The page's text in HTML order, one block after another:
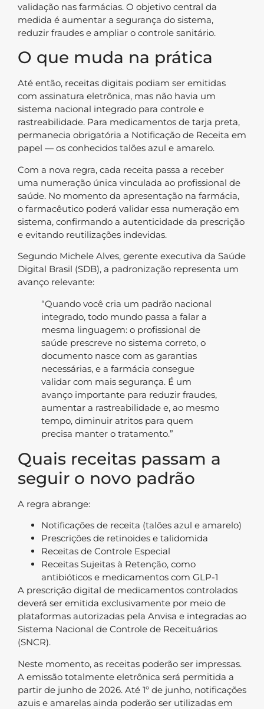
validação nas farmácias. O objetivo central da
medida é aumentar a segurança do sistema,
reduzir fraudes e ampliar o controle sanitário.
O que muda na prática
Até então, receitas digitais podiam ser emitidas
com assinatura eletrônica, mas não havia um
sistema nacional integrado para controle e
rastreabilidade. Para medicamentos de tarja preta,
permanecia obrigatória a Notificação de Receita em
papel — os conhecidos talões azul e amarelo.
Com a nova regra, cada receita passa a receber
uma numeração única vinculada ao profissional de
saúde. No momento da apresentação na farmácia,
o farmacêutico poderá validar essa numeração em
sistema, confirmando a autenticidade da prescrição
e evitando reutilizações indevidas.
Segundo Michele Alves, gerente executiva da Saúde
Digital Brasil (SDB), a padronização representa um
avanço relevante:
“Quando você cria um padrão nacional
integrado, todo mundo passa a falar a
mesma linguagem: o profissional de
saúde prescreve no sistema correto, o
documento nasce com as garantias
necessárias, e a farmácia consegue
validar com mais segurança. É um
avanço importante para reduzir fraudes,
aumentar a rastreabilidade e, ao mesmo
tempo, diminuir atritos para quem
precisa manter o tratamento.”
Quais receitas passam a
seguir o novo padrão
A regra abrange:
Notificações de receita (talões azul e amarelo)
Prescrições de retinoides e talidomida
Receitas de Controle Especial
Receitas Sujeitas à Retenção, como
antibióticos e medicamentos com GLP-1
A prescrição digital de medicamentos controlados
deverá ser emitida exclusivamente por meio de
plataformas autorizadas pela Anvisa e integradas ao
Sistema Nacional de Controle de Receituários
(SNCR).
Neste momento, as receitas poderão ser impressas.
A emissão totalmente eletrônica será permitida a
partir de junho de 2026. Até 1º de junho, notificações
azuis e amarelas ainda poderão ser utilizadas em